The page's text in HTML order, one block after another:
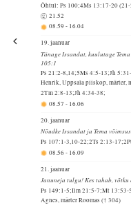
Õhtul: Ps 100;4Ms 13:17-20
21.52
08.59- 16.04
19. jaanuar
Tänage Issandat, kuulutage
105:1
Ps 21:2-8,14;5Ms 4:5-13;Jh
Henrik, Uppsala piiskop, märter,
2Tm 2:8-13;Jh 4:34-38;
08.57- 16.06
20. jaanuar
Nõudke Issandat ja Tema
Ps 107:1-3,10-22;2Ts 2:13-
08.56- 16.09
21. jaanuar
Januneja tulgu! Kes tahab,
Ps 149:1-5;Ilm 21:5-7;Mt 13:53-
Agnes, märter Roomas († 304)